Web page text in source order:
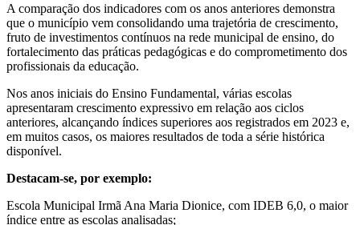
A comparação dos indicadores com os anos anteriores demonstra
que o município vem consolidando uma trajetória de crescimento,
fruto de investimentos contínuos na rede municipal de ensino, do
fortalecimento das práticas pedagógicas e do comprometimento dos
profissionais da educação.
Nos anos iniciais do Ensino Fundamental, várias escolas
apresentaram crescimento expressivo em relação aos ciclos
anteriores, alcançando índices superiores aos registrados em 2023 e,
em muitos casos, os maiores resultados de toda a série histórica
disponível.
Destacam-se, por exemplo:
Escola Municipal Irmã Ana Maria Dionice, com IDEB 6,0, o maior
índice entre as escolas analisadas;